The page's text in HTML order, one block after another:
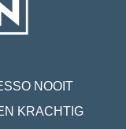
NOOIT
KRACHTIG